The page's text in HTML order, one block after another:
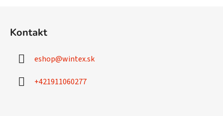
Kontakt
eshop@wintex.sk
+421911060277